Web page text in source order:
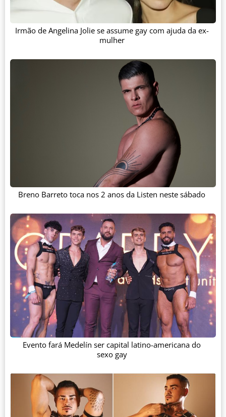
Irmão de Angelina Jolie se assume gay com ajuda da ex-
mulher
Breno Barreto toca nos 2 anos da Listen neste sábado
Evento fará Medelín ser capital latino-americana do
sexo gay